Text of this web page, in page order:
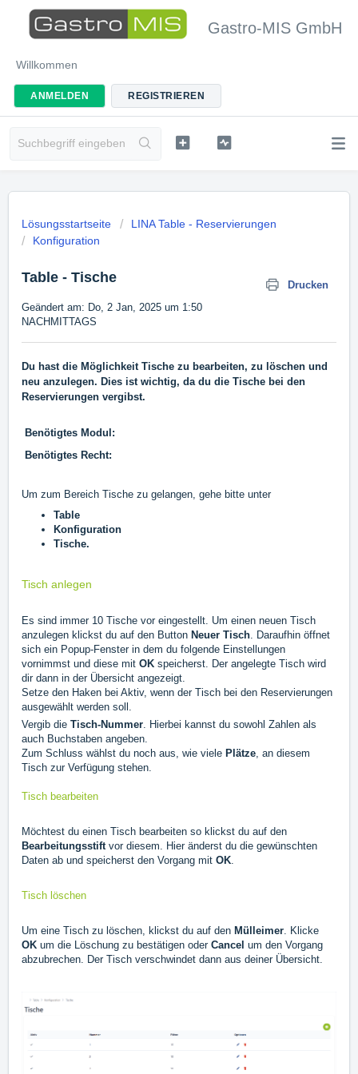
Gastro-MIS GmbH
Willkommen
ANMELDEN REGISTRIEREN
Lösungsstartseite
LINA Table - Reservierungen
Konfiguration
Table - Tische
Drucken
Geändert am: Do, 2 Jan, 2025 um 1:50
NACHMITTAGS
Du hast die Möglichkeit Tische zu bearbeiten, zu löschen und
neu anzulegen. Dies ist wichtig, da du die Tische bei den
Reservierungen vergibst.
Benötigtes Modul:
Benötigtes Recht:
Um zum Bereich Tische zu gelangen, gehe bitte unter
Table
Konfiguration
Tische.
Tisch anlegen
Es sind immer 10 Tische vor eingestellt. Um einen neuen Tisch
anzulegen klickst du auf den Button Neuer Tisch. Daraufhin öffnet
sich ein Popup-Fenster in dem du folgende Einstellungen
vornimmst und diese mit OK speicherst. Der angelegte Tisch wird
dir dann in der Übersicht angezeigt.
Setze den Haken bei Aktiv, wenn der Tisch bei den Reservierungen
ausgewählt werden soll.
Vergib die Tisch-Nummer. Hierbei kannst du sowohl Zahlen als
auch Buchstaben angeben.
Zum Schluss wählst du noch aus, wie viele Plätze, an diesem
Tisch zur Verfügung stehen.
Tisch bearbeiten
Möchtest du einen Tisch bearbeiten so klickst du auf den
Bearbeitungsstift vor diesem. Hier änderst du die gewünschten
Daten ab und speicherst den Vorgang mit OK.
Tisch löschen
Um eine Tisch zu löschen, klickst du auf den Mülleimer. Klicke
OK um die Löschung zu bestätigen oder Cancel um den Vorgang
abzubrechen. Der Tisch verschwindet dann aus deiner Übersicht.